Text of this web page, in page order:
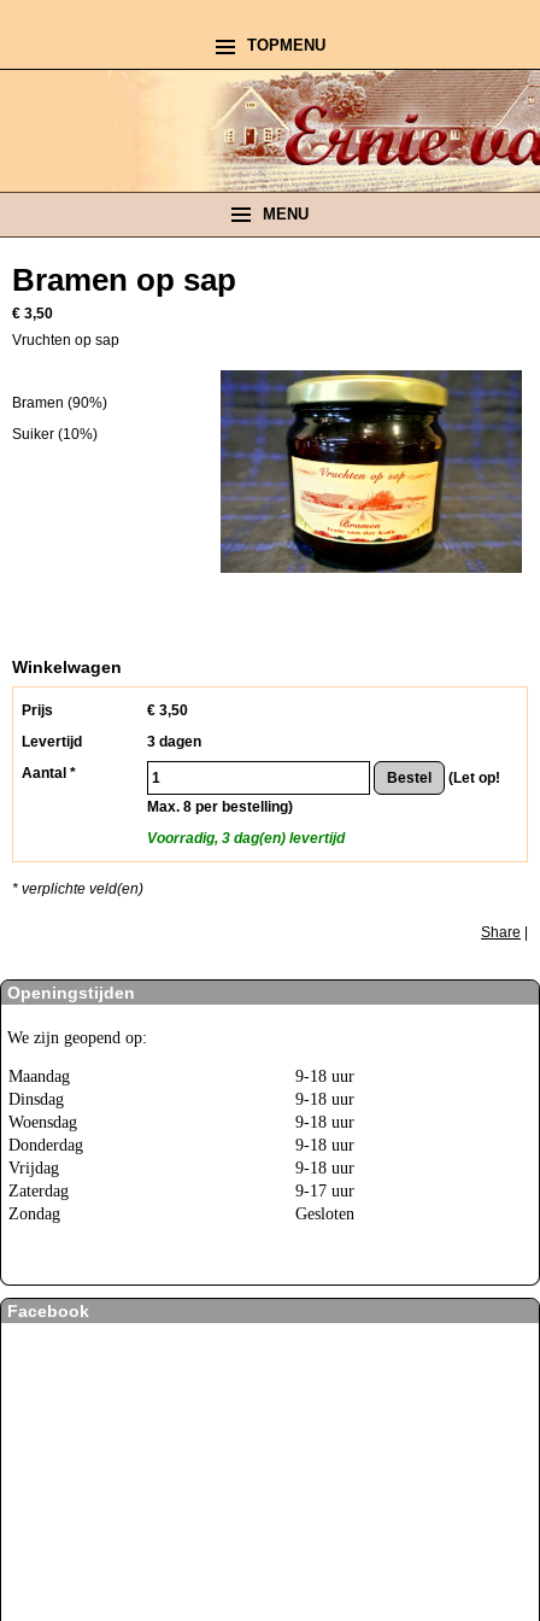
TOPMENU
MENU
Bramen op sap
€ 3,50
Vruchten op sap
Bramen (90%)
Suiker (10%)
Winkelwagen
Prijs € 3,50
Levertijd
3 dagen
Aantal *
Max. 8 per bestelling)
Voorradig, 3 dag(en) levertijd
* verplichte veld(en)
Share
Openingstijden
We zijn geopend op:
Maandag
9-18 uur
Dinsdag
9-18 uur
Woensdag
9-18 uur
Donderdag
9-18 uur
Vrijdag
9-18 uur
Zaterdag
9-17 uur
Zondag
Gesloten
Facebook